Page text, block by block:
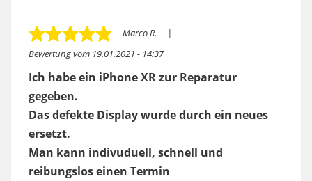
Bewertung vom 19.01.2021 - 14:37
Marco R.
Ich habe ein iPhone XR zur Reparatur
gegeben.
Das defekte Display wurde durch ein neues
ersetzt.
Man kann indivuduell, schnell und
reibungslos einen Termin